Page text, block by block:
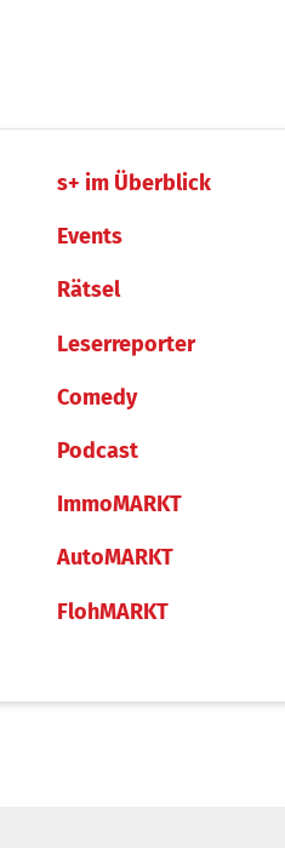
s+ im Überblick
Events
Rätsel
Leserreporter
Comedy
Podcast
ImmoMARKT
AutoMARKT
FlohMARKT